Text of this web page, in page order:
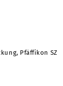
Pfäffikon SZ